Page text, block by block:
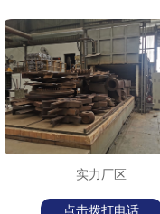
实力厂区
点击拨打电话